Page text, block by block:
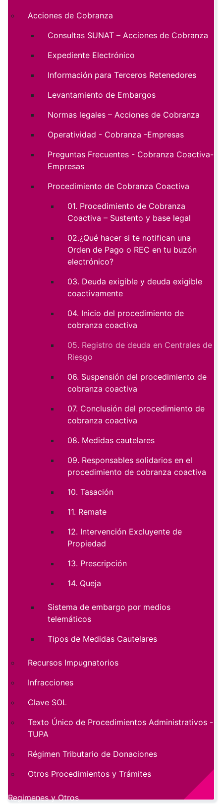
Acciones de Cobranza
Consultas SUNAT – Acciones de Cobranza
Expediente Electrónico
Información para Terceros Retenedores
Levantamiento de Embargos
Normas legales – Acciones de Cobranza
Operatividad - Cobranza -Empresas
Preguntas Frecuentes - Cobranza Coactiva-
Empresas
Procedimiento de Cobranza Coactiva
01. Procedimiento de Cobranza
Coactiva – Sustento y base legal
02.¿Qué hacer si te notifican una
Orden de Pago o REC en tu buzón
electrónico?
03. Deuda exigible y deuda exigible
coactivamente
04. Inicio del procedimiento de
cobranza coactiva
05. Registro de deuda en Centrales de
Riesgo
06. Suspensión del procedimiento de
cobranza coactiva
07. Conclusión del procedimiento de
cobranza coactiva
08. Medidas cautelares
09. Responsables solidarios en el
procedimiento de cobranza coactiva
10. Tasación
11. Remate
12. Intervención Excluyente de
Propiedad
13. Prescripción
14. Queja
Sistema de embargo por medios
telemáticos
Tipos de Medidas Cautelares
Recursos Impugnatorios
Infracciones
Clave SOL
Texto Único de Procedimientos Administrativos -
TUPA
Régimen Tributario de Donaciones
Otros Procedimientos y Trámites
Regimenes y Otros